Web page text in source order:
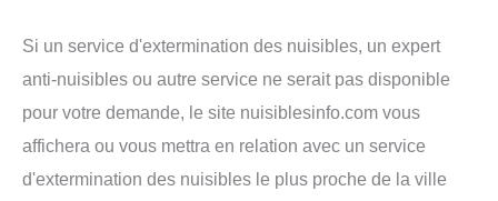
Si un service d'extermination des nuisibles, un expert
anti-nuisibles ou autre service ne serait pas disponible
pour votre demande, le site nuisiblesinfo.com vous
affichera ou vous mettra en relation avec un service
d'extermination des nuisibles le plus proche de la ville